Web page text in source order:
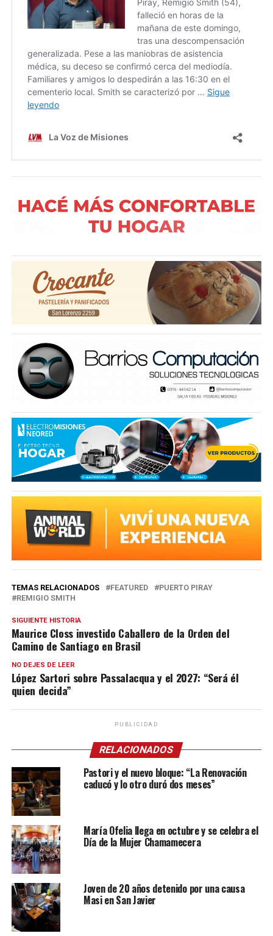
TEMAS RELACIONADOS FEATURED
PUERTO PIRAY
REMIGIO SMITH
SIGUIENTE HISTORIA
Maurice Closs investido Caballero de la Orden del
Camino de Santiago en Brasil
NO DEJES DE LEER
López Sartori sobre Passalacqua y el 2027: “Será él
quien decida”
PUBLICIDAD
RELACIONADOS
Pastori y el nuevo bloque: “La Renovación
caducó y lo otro duró dos meses”
María Ofelia llega en octubre y se celebra el
Día de la Mujer Chamamecera
Joven de 20 años detenido por una causa
Masi en San Javier